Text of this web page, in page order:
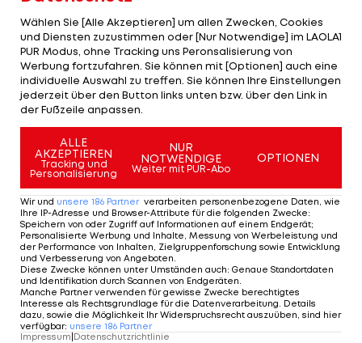
abschreiben können, hofft der spanische Verband
noch. Falls der Mallorquiner wie geplant in drei
Monaten wieder trainieren kann, sollte eine
Olympia-Teilnahme möglich sein. Spanien muss in
London schon auf Ricky Rubio verzichten.
Mehr zum Thema
Wählen Sie [Alle Akzeptieren] um allen Zwecken, Cookies
und Diensten zuzustimmen oder [Nur Notwendige] im LAOLA1
PUR Modus, ohne Tracking uns Peronsalisierung von
Werbung fortzufahren. Sie können mit [Optionen] auch eine
individuelle Auswahl zu treffen. Sie können Ihre Einstellungen
jederzeit über den Button links unten bzw. über den Link in
der Fußzeile anpassen.
ALLE
AKZEPTIEREN
Tracking und
Personalisierung
NUR
NOTWENDIGE
Weiter mit PUR-Abo
OPTIONEN
Wir und unsere 186 Partner verarbeiten personenbezogene Daten, wie
Ihre IP-Adresse und Browser-Attribute für die folgenden Zwecke:
Speichern von oder Zugriff auf Informationen auf einem Endgerät;
Personalisierte Werbung und Inhalte, Messung von Werbeleistung und
der Performance von Inhalten, Zielgruppenforschung sowie Entwicklung
und Verbesserung von Angeboten.
Diese Zwecke können unter Umständen auch: Genaue Standortdaten
und Identifikation durch Scannen von Endgeräten.
Manche Partner verwenden für gewisse Zwecke berechtigtes
Interesse als Rechtsgrundlage für die Datenverarbeitung. Details
dazu, sowie die Möglichkeit Ihr Widerspruchsrecht auszuüben, sind hier
verfügbar: unsere 186 Partner
Impressum Datenschutzrichtlinie